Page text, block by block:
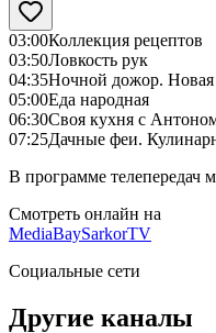
03:00Коллекция рецептов
03:50Ловкость рук
04:35Ночной дожор. Новая
05:00Еда народная
06:30Своя кухня с
07:25Дачные феи.
В программе телепередач
Смотреть онлайн на
MediaBaySarkorTV
Социальные сети
Другие каналы